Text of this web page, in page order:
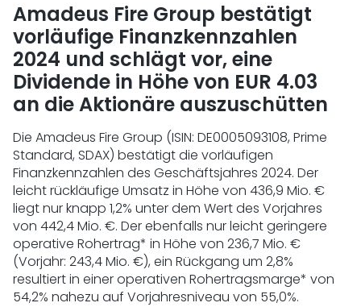
Amadeus Fire Group bestätigt
vorläufige Finanzkennzahlen
2024 und schlägt vor, eine
Dividende in Höhe von EUR 4.03
an die Aktionäre auszuschütten
Die Amadeus Fire Group (ISIN: DE0005093108, Prime
Standard, SDAX) bestätigt die vorläufigen
Finanzkennzahlen des Geschäftsjahres 2024. Der
leicht rückläufige Umsatz in Höhe von 436,9 Mio. €
liegt nur knapp 1,2% unter dem Wert des Vorjahres
von 442,4 Mio. €. Der ebenfalls nur leicht geringere
operative Rohertrag* in Höhe von 236,7 Mio. €
(Vorjahr: 243,4 Mio. €), ein Rückgang um 2,8%
resultiert in einer operativen Rohertragsmarge* von
54,2% nahezu auf Vorjahresniveau von 55,0%.